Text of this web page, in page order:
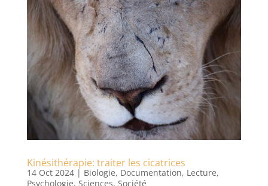
Kinésithérapie: traiter les cicatrices
14 Oct 2024| Biologie, Documentation, Lecture,
Psychologie, Sciences, Société